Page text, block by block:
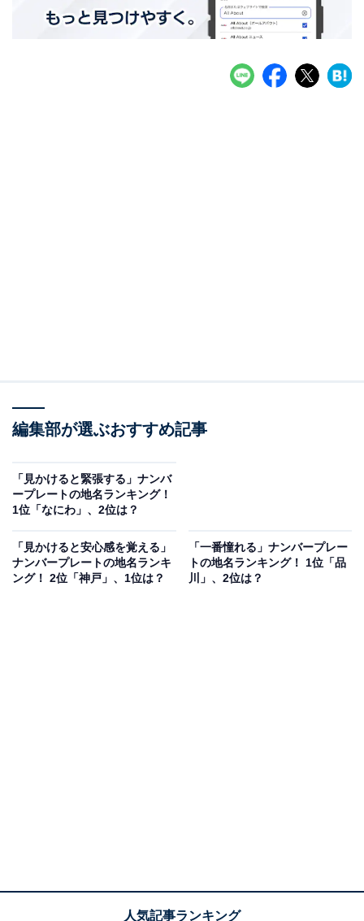
編集部が選ぶおすすめ記事
「見かけると緊張する」ナンバ
ープレートの地名ランキング！
1位「なにわ」、2位は？
「見かけると安心感を覚える」
ナンバープレートの地名ランキ
ング！ 2位「神戸」、1位は？
「一番憧れる」ナンバープレー
トの地名ランキング！ 1位「品
川」、2位は？